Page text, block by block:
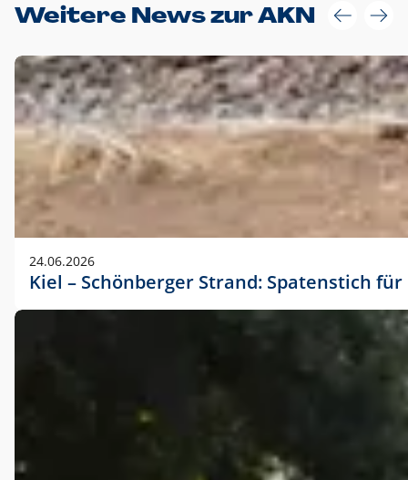
Weitere News zur AKN
24.06.2026
Kiel – Schönberger Strand: Spatenstich